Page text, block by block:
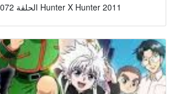
الحلقة 072 من أنمي Hunter X Hunter 2011